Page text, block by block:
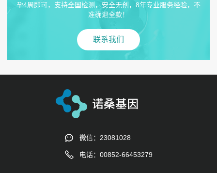
孕4周即可，支持全国检测，安全无创，8年专业服务经验，不
准确退全款！
联系我们
微信：23081028
电话：00852-66453279